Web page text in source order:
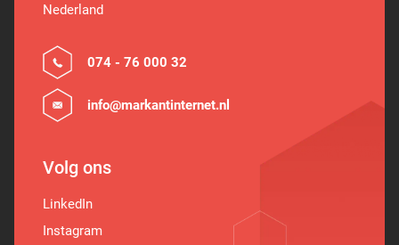
Nederland
074 - 76 000 32
info@markantinternet.nl
Volg ons
LinkedIn
Instagram